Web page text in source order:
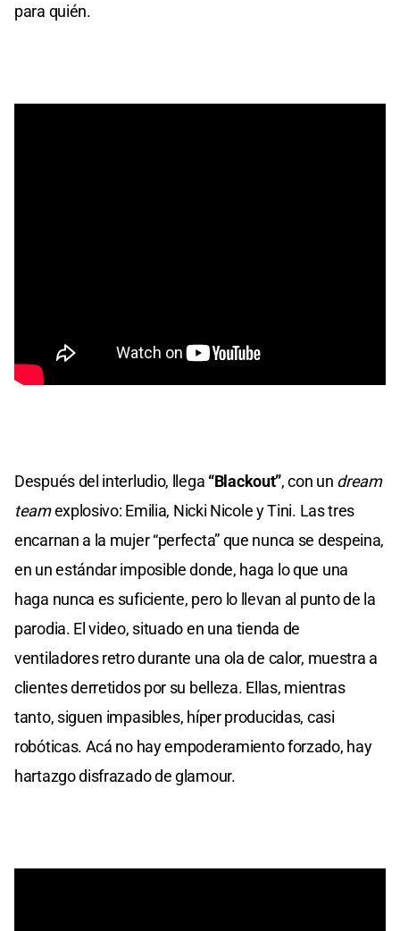
para quién.
Después del interludio, llega “Blackout”, con un dream
teamexplosivo: Emilia, Nicki Nicole y Tini. Las tres
encarnan a la mujer “perfecta” que nunca se despeina,
en un estándar imposible donde, haga lo que una
haga nunca es suficiente, pero lo llevan al punto de la
parodia. El video, situado en una tienda de
ventiladores retro durante una ola de calor, muestra a
clientes derretidos por su belleza. Ellas, mientras
tanto, siguen impasibles, híper producidas, casi
robóticas. Acá no hay empoderamiento forzado, hay
hartazgo disfrazado de glamour.